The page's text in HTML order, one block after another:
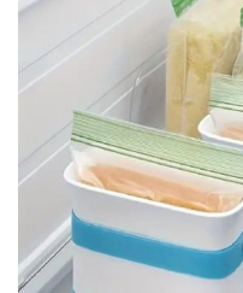
معرض